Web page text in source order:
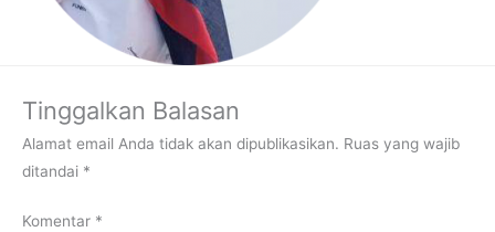
Tinggalkan Balasan
Alamat email Anda tidak akan dipublikasikan. Ruas yang wajib
ditandai *
Komentar *